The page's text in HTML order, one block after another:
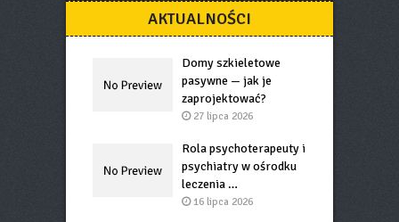
AKTUALNOŚCI
Domy szkieletowe
pasywne — jak je
zaprojektować?
27 lipca 2026
Rola psychoterapeuty i
psychiatry w ośrodku
leczenia …
16 lipca 2026